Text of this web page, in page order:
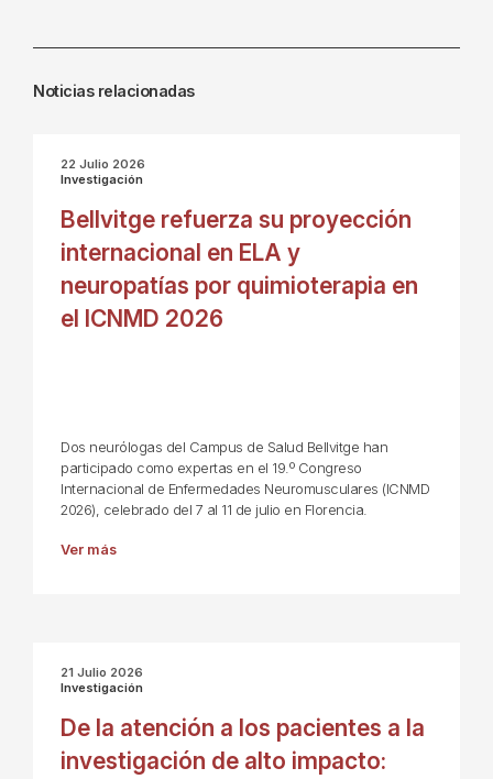
Noticias relacionadas
22 Julio 2026
Investigación
Bellvitge refuerza su proyección
internacional en ELA y
neuropatías por quimioterapia en
el ICNMD 2026
Dos neurólogas del Campus de Salud Bellvitge han
participado como expertas en el 19.º Congreso
Internacional de Enfermedades Neuromusculares (ICNMD
2026), celebrado del 7 al 11 de julio en Florencia.
Ver más
21 Julio 2026
Investigación
De la atención a los pacientes a la
investigación de alto impacto: